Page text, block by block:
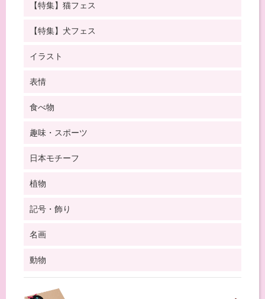
【特集】猫フェス
【特集】犬フェス
イラスト
表情
食べ物
趣味・スポーツ
日本モチーフ
植物
記号・飾り
名画
動物